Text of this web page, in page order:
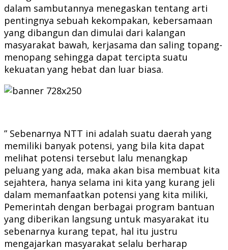
dalam sambutannya menegaskan tentang arti
pentingnya sebuah kekompakan, kebersamaan
yang dibangun dan dimulai dari kalangan
masyarakat bawah, kerjasama dan saling topang-
menopang sehingga dapat tercipta suatu
kekuatan yang hebat dan luar biasa.
” Sebenarnya NTT ini adalah suatu daerah yang
memiliki banyak potensi, yang bila kita dapat
melihat potensi tersebut lalu menangkap
peluang yang ada, maka akan bisa membuat kita
sejahtera, hanya selama ini kita yang kurang jeli
dalam memanfaatkan potensi yang kita miliki,
Pemerintah dengan berbagai program bantuan
yang diberikan langsung untuk masyarakat itu
sebenarnya kurang tepat, hal itu justru
mengajarkan masyarakat selalu berharap